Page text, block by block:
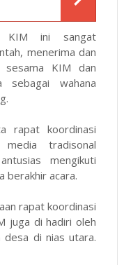
KIM ini sangat
menerima dan
sesama KIM dan
sebagai wahana
rapat koordinasi
tradisonal
mengikuti
berakhir acara.
rapat koordinasi
juga di hadiri oleh
desa di nias utara.